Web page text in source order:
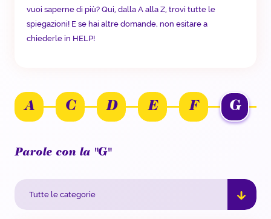
vuoi saperne di più? Qui, dalla A alla Z, trovi tutte le
spiegazioni! E se hai altre domande, non esitare a
chiederle in HELP!
A C D E F G
Parole con la "G"